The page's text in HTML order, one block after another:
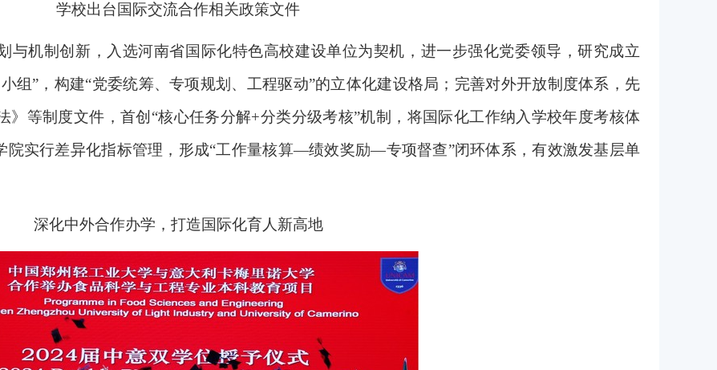
学校出台国际交流合作相关政策文件
与机制创新，入选河南省国际化特色高校建设单位为契机，进一步强化党委领导，研究成立
组”，构建“党委统筹、专项规划、工程驱动”的立体化建设格局；完善对外开放制度体系，先
》等制度文件，首创“核心任务分解+分类分级考核”机制，将国际化工作纳入学校年度考核体
院实行差异化指标管理，形成“工作量核算—绩效奖励—专项督查”闭环体系，有效激发基层单
深化中外合作办学，打造国际化育人新高地